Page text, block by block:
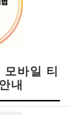
바일 티
내